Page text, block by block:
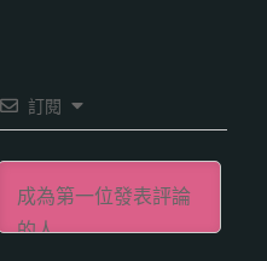
訂閱